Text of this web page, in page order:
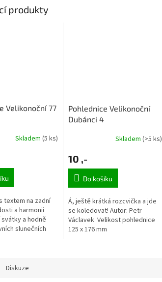
produkty
Velikonoční 77
Skladem (5 ks)
textem na zadní
a harmonii
a hodně
slunečních
Pohlednice Velikonoční
Dubánci 4
Skladem (>5 ks)
10 ,-
Do košíku
Á, ještě krátká rozcvička a jde
se koledovat! Autor: Petr
Václavek Velikost pohlednice
125 x 176 mm
Diskuze